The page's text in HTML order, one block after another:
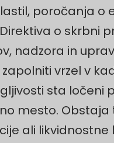
poročanja o
o
nadzora in
zapolniti vrzel v
sta
mesto.
ali